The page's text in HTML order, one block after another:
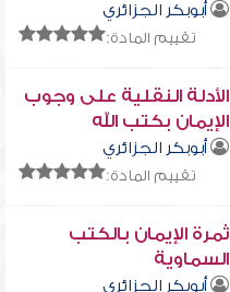
أبوبكر الجزائري
تقييم المادة:
الأدلة النقلية على وجوب
الإيمان بكتب الله
أبوبكر الجزائري
تقييم المادة:
ثمرة الإيمان بالكتب
السماوية
أبوبكر الجزائري